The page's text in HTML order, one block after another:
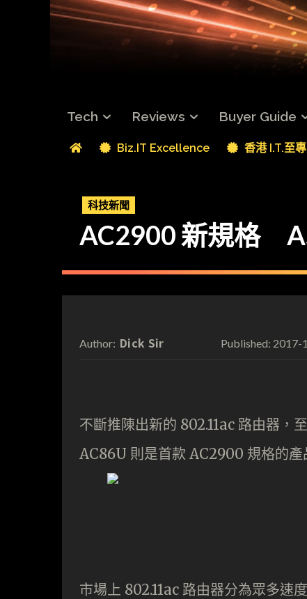
Tech Reviews Buyer Guide
Biz.IT Excellence 香港 I.T.至
科技新聞
AC2900 新規格
Author: Dick Sir Published: 2017-
不斷推陳出新的 802.11ac 路由器，
AC86U 則是首款 AC2900 規格的產
市場上 802.11ac 路由器分為眾多速